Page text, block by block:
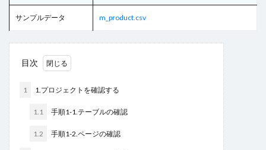
サンプルデータ m_product.csv
目次
1 1.プロジェクトを確認する
1.1 手順1-1.テーブルの確認
1.2 手順1-2.ページの確認
ラジオボタン
ラベル
リストビューの操作
リストビュー概要資料
レポートのエクスポート
ログ
並べ替え
予実管理
数値型セル
日付型セル
書式設定